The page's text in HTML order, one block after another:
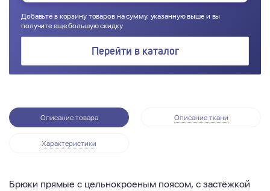
Добавьте в корзину товаров на сумму, указанную выше и вы
получите еще большую скидку
Перейти в каталог
Описание товара Описание ткани
Характеристики
Брюки прямые с цельнокроеным поясом, с застёжкой